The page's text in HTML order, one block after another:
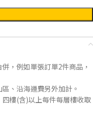
，例如單張訂單2件商品，
、沿海運費另外加計。
樓(含)以上每件每層樓收取